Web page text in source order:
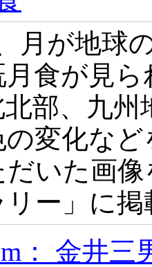
月が地球
食が見
部、九
の変化な
いた画像
ー」に
： 金井三